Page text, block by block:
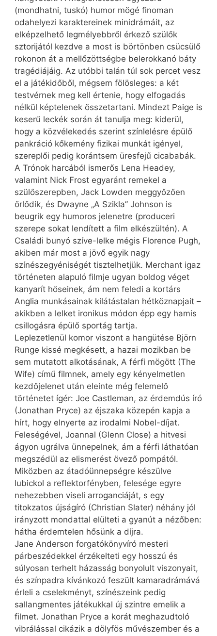
(mondhatni, tuskó) humor mögé finoman
odahelyezi karaktereinek minidrámáit, az
elképzelhető legmélyebbről érkező szülők
sztorijától kezdve a most is börtönben csücsülő
rokonon át a mellőzöttségbe belerokkanó báty
tragédiájáig. Az utóbbi talán túl sok percet vesz
el a játékidőből, mégsem fölösleges: a két
testvérnek meg kell értenie, hogy elfogadás
nélkül képtelenek összetartani. Mindezt Paige is
keserű leckék során át tanulja meg: kiderül,
hogy a közvélekedés szerint színlelésre épülő
pankráció kőkemény fizikai munkát igényel,
szereplői pedig korántsem üresfejű cicababák.
A Trónok harcából ismerős Lena Headey,
valamint Nick Frost egyaránt remekel a
szülőszerepben, Jack Lowden meggyőzően
őrlődik, és Dwayne „A Szikla” Johnson is
beugrik egy humoros jelenetre (produceri
szerepe sokat lendített a film elkészültén). A
Családi bunyó szíve-lelke mégis Florence Pugh,
akiben már most a jövő egyik nagy
színészegyéniségét tisztelhetjük. Merchant igaz
történeten alapuló filmje ugyan boldog véget
kanyarít hőseinek, ám nem feledi a kortárs
Anglia munkásainak kilátástalan hétköznapjait –
akikben a lelket ironikus módon épp egy hamis
csillogásra épülő sportág tartja.
Leplezetlenül komor viszont a hangütése Björn
Runge kissé megkésett, a hazai mozikban be
sem mutatott alkotásának, A férfi mögött (The
Wife) című filmnek, amely egy kényelmetlen
kezdőjelenet után eleinte még felemelő
történetet ígér: Joe Castleman, az érdemdús író
(Jonathan Pryce) az éjszaka közepén kapja a
hírt, hogy elnyerte az irodalmi Nobel-díjat.
Feleségével, Joannal (Glenn Close) a hitvesi
ágyon ugrálva ünnepelnek, ám a férfi láthatóan
megszédül az elismerést övező pompától.
Miközben az átadóünnepségre készülve
lubickol a reflektorfényben, felesége egyre
nehezebben viseli arroganciáját, s egy
titokzatos újságíró (Christian Slater) néhány jól
irányzott mondattal elülteti a gyanút a nézőben:
hátha érdemtelen hősünk a díjra.
Jane Anderson forgatókönyvíró mesteri
párbeszédekkel érzékelteti egy hosszú és
súlyosan terhelt házasság bonyolult viszonyait,
és színpadra kívánkozó feszült kamaradrámává
érleli a cselekményt, színészeink pedig
sallangmentes játékukkal új szintre emelik a
filmet. Jonathan Pryce a korát meghazudtoló
vibrálással cikázik a dölyfös művészember és a